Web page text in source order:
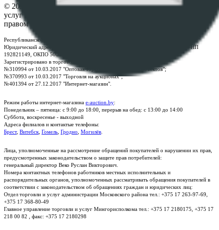
© 2026 Республиканское унитарное предприятие по оказанию
услуг "БелЮрОбеспечение" - Все права защищены авторским
правом
Республиканское унитарное предприятие по оказанию услуг "БелЮрОбеспечение"
Юридический адрес: г. Минск, пр-т. Дзержинского, 1Б, e-mail:
, УНП
192821149, ОКПО 500111895000
Зарегистрировано в торговом реестре Республики Беларусь:
№310994 от 10.03.2017 "Оптовая торговля без торговых объектов";
№370993 от 10.03.2017 "Торговля на аукционах";
№401394 от 27.12.2017 "Интернет-магазин".
Режим работы интернет-магазина e-auction.by:
Понедельник – пятница: с 9:00 до 18:00, перерыв на обед: с 13:00 до 14:00
Суббота, воскресенье - выходной
Адреса филиалов и контактые телефоны:
Брест, Витебск Гомель Гродно Могилёв
Лица, уполномоченные на рассмотрение обращений покупателей о нарушении их прав,
предусмотренных законодательством о защите прав потребителей:
генеральный директор Веко Руслан Викторович.
Номера контактных телефонов работников местных исполнительных и
распорядительных органов, уполномоченных рассматривать обращения покупателей в
соответствии с законодательством об обращениях граждан и юридических лиц:
Отдел торговли и услуг администрации Московского района тел.: +375 17 263-97-69,
+375 17 368-80-49
Главное управление торговли и услуг Мингорисполкома тел.: +375 17 2180175, +375 17
218 00 82 , факс: +375 17 2180298